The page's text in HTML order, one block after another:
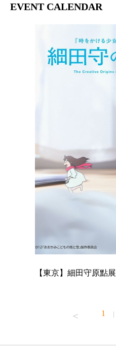
EVENT CALENDAR
【東京】細田守原點展
1 |